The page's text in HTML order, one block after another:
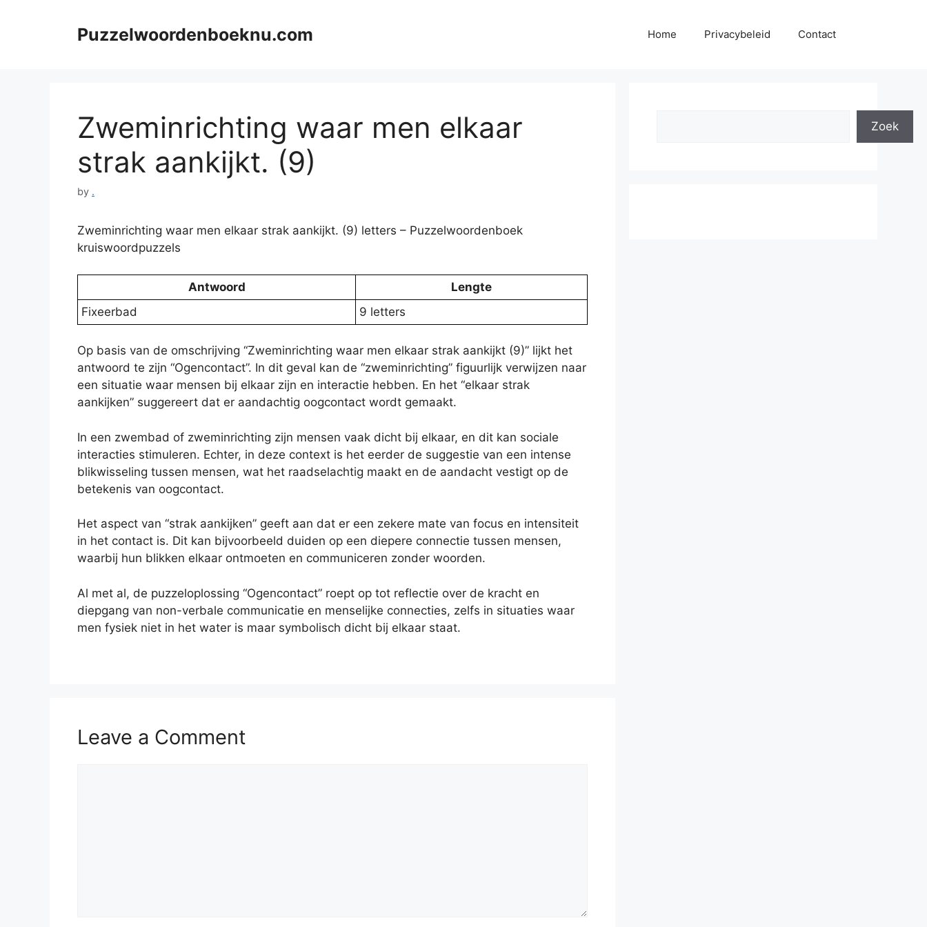
Puzzelwoordenboeknu.com Home Privacybeleid Contact
Zweminrichting waar men elkaar
strak aankijkt. (9)
by .
Zweminrichting waar men elkaar strak aankijkt. (9) letters – Puzzelwoordenboek
kruiswoordpuzzels
Antwoord
Lengte
Fixeerbad
9 letters
Op basis van de omschrijving “Zweminrichting waar men elkaar strak aankijkt (9)” lijkt het
antwoord te zijn “Ogencontact”. In dit geval kan de “zweminrichting” figuurlijk verwijzen naar
een situatie waar mensen bij elkaar zijn en interactie hebben. En het “elkaar strak
aankijken” suggereert dat er aandachtig oogcontact wordt gemaakt.
In een zwembad of zweminrichting zijn mensen vaak dicht bij elkaar, en dit kan sociale
interacties stimuleren. Echter, in deze context is het eerder de suggestie van een intense
blikwisseling tussen mensen, wat het raadselachtig maakt en de aandacht vestigt op de
betekenis van oogcontact.
Het aspect van “strak aankijken” geeft aan dat er een zekere mate van focus en intensiteit
in het contact is. Dit kan bijvoorbeeld duiden op een diepere connectie tussen mensen,
waarbij hun blikken elkaar ontmoeten en communiceren zonder woorden.
Al met al, de puzzeloplossing “Ogencontact” roept op tot reflectie over de kracht en
diepgang van non-verbale communicatie en menselijke connecties, zelfs in situaties waar
men fysiek niet in het water is maar symbolisch dicht bij elkaar staat.
Leave a Comment
Zoek